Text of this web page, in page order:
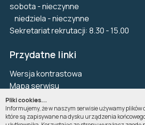
sobota - nieczynne
niedziela - nieczynne
Sekretariat rekrutacji: 8.30 - 15.00
Przydatne linki
Wersja kontrastowa
Mapa serwisu
Biuletyn Informacji Publicznej
Deklaracja dostępności
Pliki Cookie
Pliki cookies...
Informujemy, że w naszym serwisie używamy plików
które są zapisywane na dysku urządzenia